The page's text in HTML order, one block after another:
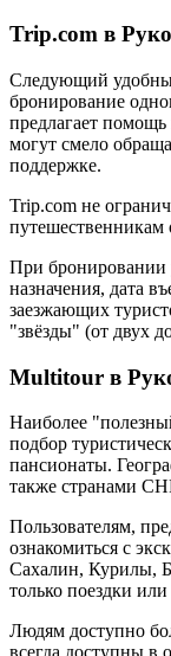
Trip.com в
Следующий
бронирование
предлагает
могут смело
поддержке.
Trip.com не
путешественникам
При бронировании
назначения, дата
заезжающих
"звёзды" (от двух
Multitour в
Наиболее
подбор
пансионаты.
также странами
Пользователям,
ознакомиться с
Сахалин, Курилы,
только поездки
Людям доступно